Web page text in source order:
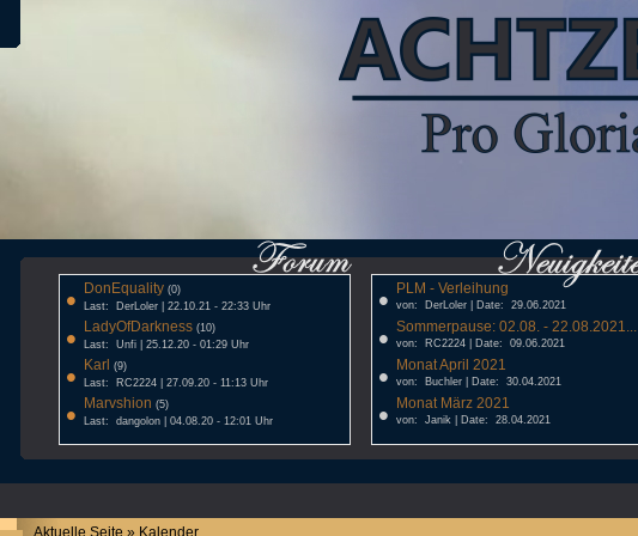
• DonEquality(0)
Last: DerLoler | 22.10.21 - 22:33 Uhr
• LadyOfDarkness(10)
Last: Unfi | 25.12.20 - 01:29 Uhr
• Karl (9)
Last: RC2224 | 27.09.20 - 11:13 Uhr
• Marvshion (5)
Last: dangolon | 04.08.20 - 12:01 Uhr
• PLM - Verleihung
von: DerLoler | Date: 29.06.2021
• Sommerpause: 02.08. - 22.08.2021...
von: RC2224 | Date: 09.06.2021
• Monat April 2021
von: Buchler | Date: 30.04.2021
• Monat März 2021
von: Janik | Date: 28.04.2021
Aktuelle Seite » Kalender